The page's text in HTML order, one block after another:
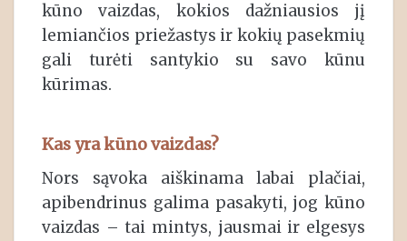
kūno vaizdas, kokios dažniausios jį
lemiančios priežastys ir kokių pasekmių
gali turėti santykio su savo kūnu
kūrimas.
Kas yra kūno vaizdas?
Nors sąvoka aiškinama labai plačiai,
apibendrinus galima pasakyti, jog kūno
vaizdas – tai mintys, jausmai ir elgesys